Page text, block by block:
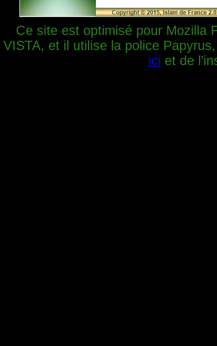
Ce site est optimisé pour Mozilla
VISTA, et il utilise la police
ici et de